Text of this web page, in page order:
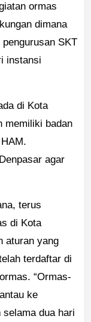
ormas
dimana
SKT
instansi
di Kota
memiliki badan
agar
terus
di Kota
aturan yang
terdaftar di
“Ormas-
ke
selama dua hari